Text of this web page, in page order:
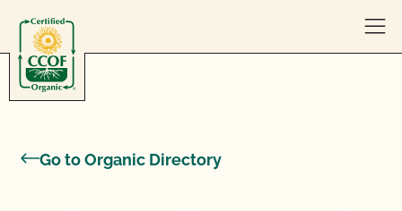
Go to Organic Directory